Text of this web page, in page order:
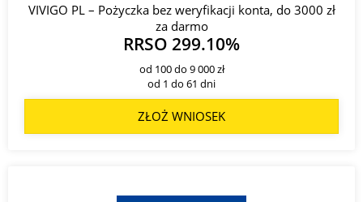
VIVIGO PL – Pożyczka bez weryfikacji konta, do 3000 zł
za darmo
RRSO 299.10%
od 100 do 9 000 zł
od 1 do 61 dni
ZŁOŻ WNIOSEK